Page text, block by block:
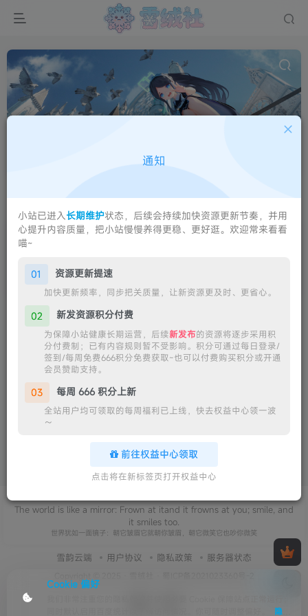
鹰角网络开发的《明日方舟：终末地》游戏相关内容。
更新 浏览 点赞 评论
【已停更】【实用工具】终末地抽卡助
6个月前
The world is like a mirror: Frown at itand it frowns at you; smile, and
it smiles too.
世界犹如一面镜子：朝它皱眉它就朝你皱眉，朝它微笑它也吵你微笑
雪韵云端 用户协议 隐私政策 服务器状态
Cookie 偏好
隐私
通知
小站已进入长期维护状态，后续会持续加快资源更新节奏，并用
心提升内容质量，把小站慢慢养得更稳、更好逛。欢迎常来看看
喵~
01 资源更新提速
加快更新频率，同步把关质量，让新资源更及时、更省心。
02 新发资源积分付费
为保障小站健康长期运营，后续新发布的资源将逐步采用积
分付费制；已有内容规则暂不受影响。积分可通过每日登录/
签到/每周免费666积分免费获取~也可以付费购买积分或开通
会员赞助支持。
03 每周 666 积分上新
全站用户均可领取的每周福利已上线，快去权益中心领一波
～
前往权益中心领取
点击将在新标签页打开权益中心